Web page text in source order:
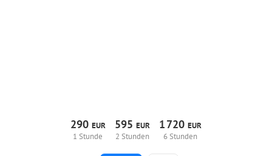
290 EUR
1 Stunde
595 EUR
2 Stunden
1720EUR
6 Stunden